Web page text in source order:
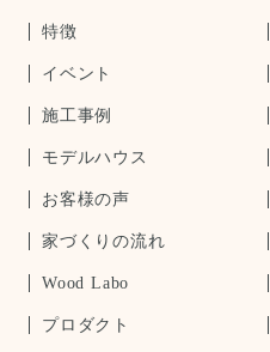
特徴
イベント
施工事例
モデルハウス
お客様の声
家づくりの流れ
Wood Labo
プロダクト